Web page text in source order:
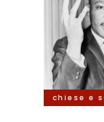
chiese e